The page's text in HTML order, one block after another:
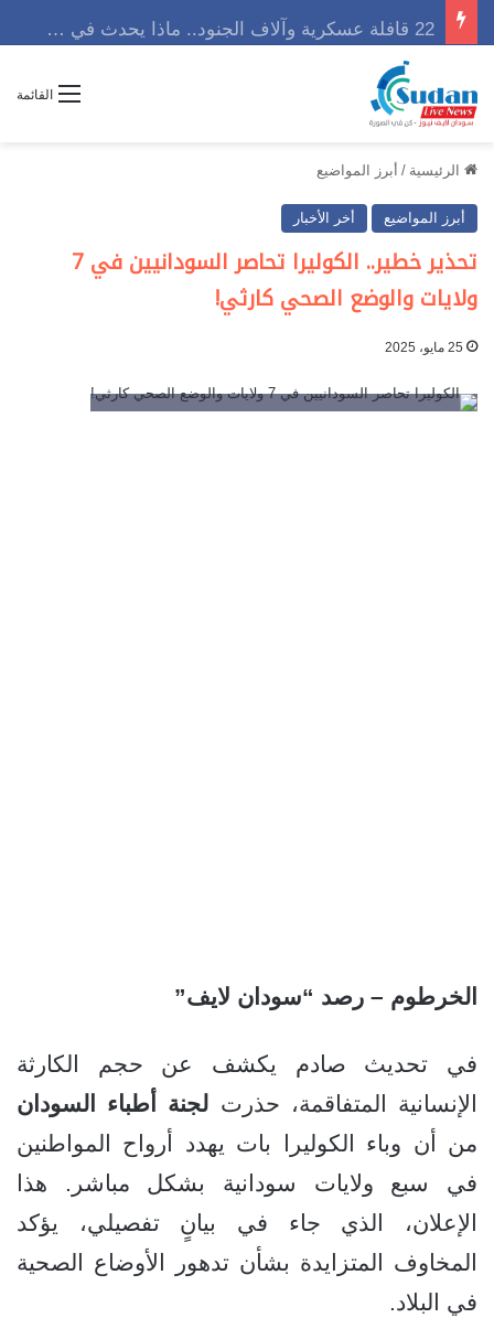
القائمة
الرئيسية / أبرز المواضيع
أبرز المواضيع أخر الأخبار
تحذير خطير.. الكوليرا تحاصر السودانيين في 7
ولايات والوضع الصحي كارثي!
25 مايو، 2025
الخرطوم – رصد “سودان لايف”
في تحديث صادم يكشف عن حجم الكارثة
الإنسانية المتفاقمة، حذرت لجنة أطباء السودان
من أن وباء الكوليرا بات يهدد أرواح المواطنين
في سبع ولايات سودانية بشكل مباشر. هذا
الإعلان، الذي جاء في بيانٍ تفصيلي، يؤكد
المخاوف المتزايدة بشأن تدهور الأوضاع الصحية
في البلاد.